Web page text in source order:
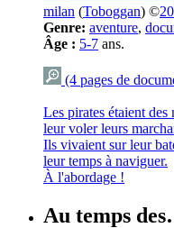
milan (Toboggan) ©
Genre: aventure,
Âge : 5-7 ans.
(4 pages de
Les pirates étaient
leur voler leurs
Ils vivaient sur leur
leur temps à naviguer.
À l'abordage !
Au temps